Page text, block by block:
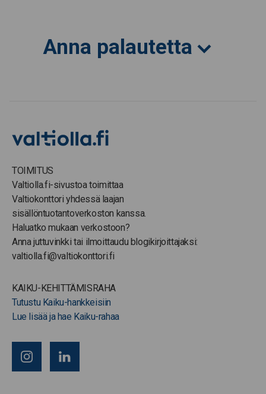
Anna palautetta
TOIMITUS
Valtiolla.fi-sivustoa toimittaa
Valtiokonttori yhdessä laajan
sisällöntuotantoverkoston kanssa.
Haluatko mukaan verkostoon?
Anna juttuvinkki tai ilmoittaudu blogikirjoittajaksi:
valtiolla.fi@valtiokonttori.fi
KAIKU-KEHITTÄMISRAHA
Tutustu Kaiku-hankkeisiin
Lue lisää ja hae Kaiku-rahaa